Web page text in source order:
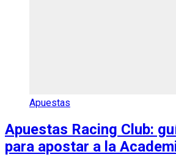
Apuestas
Apuestas Racing Club:
para apostar a la